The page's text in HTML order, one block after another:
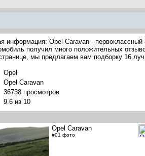
информация: Opel Caravan -
получил много положительных
мы предлагаем вам подборку 16
Opel
Opel Caravan
36738 просмотров
9.6 из 10
Opel Caravan
#01 фото